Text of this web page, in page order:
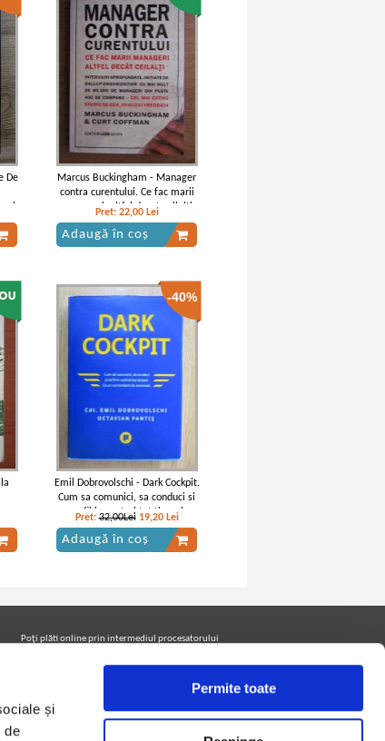
și
de
Permite toate
De
Marcus Buckingham - Manager
contra curentului. Ce fac marii
manageri, altfel decat ceilalti
Pret: 22,00 Lei
Adaugă în coș
-40%
Emil Dobrovolschi - Dark Cockpit.
Cum sa comunici, sa conduci si
sa fii in control tot timpul
Pret:32,00Lei 19,20 Lei
Adaugă în coș
Poţi plăti online prin intermediul procesatorului
Urmăreşte-ne pe facebook pentru a fi la curent cu